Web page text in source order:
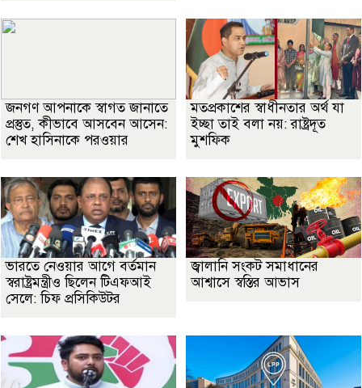
জনগণ আপনাকে স্বাগত জানাতে
প্রস্তুত, কীভাবে আসবেন আসেন:
শেখ হাসিনাকে পরওয়ার
মতপ্রকাশের স্বাধীনতার অর্থ যা
ইচ্ছা তাই বলা নয়: রাষ্ট্রদূত
মুশফিক
ভারতে নেওয়ার আগে বর্তমান
স্বরাষ্ট্রমন্ত্রীও ছিলেন টিএফআই
সেলে: চিফ প্রসিকিউটর
জ্বালানি সংকট সমাধানের
আশ্বাসে স্বস্তির আভাস